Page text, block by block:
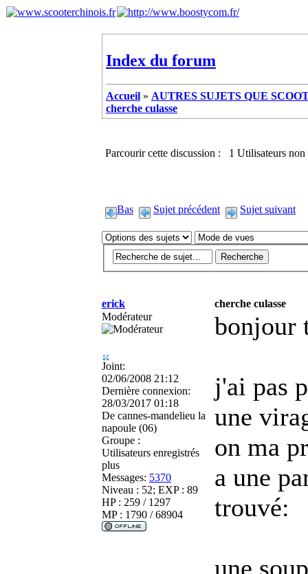
Index du forum
Accueil » AUTRES SUJETS QUE
cherche culasse
Parcourir cette discussion : 1 Utilisateurs non
Bas Sujet précédent Sujet suivant
erick
cherche culasse
Modérateur
Joint:
02/06/2008 21:12
Dernière connexion:
28/03/2017 01:18
De cannes-mandelieu la
napoule (06)
Groupe :
Utilisateurs enregistrés
plus
Messages: 5370
Niveau : 52; EXP : 89
HP : 259 / 1297
MP : 1790 / 68904
bonjour
j'ai pas
une
on ma
a une
trouvé:
une